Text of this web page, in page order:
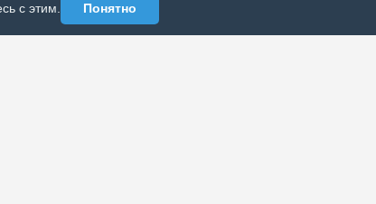
с этим. Понятно